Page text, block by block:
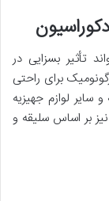
تأثیر بسزایی در
برای راحتی
سایر لوازم جهیزیه
بر اساس سلیقه و